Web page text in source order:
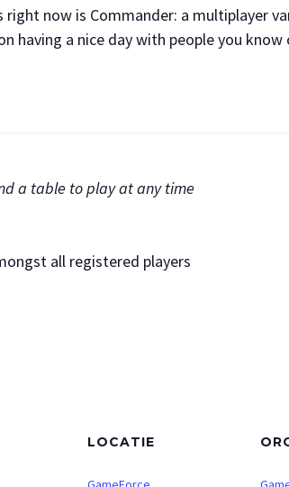
now is Commander: a multiplayer
having a nice day with people you
a table to play at any time
all registered players
LOCATIE